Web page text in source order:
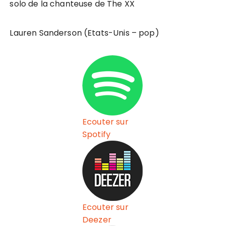
solo de la chanteuse de The XX
Lauren Sanderson (Etats-Unis – pop)
Ecouter sur
Spotify
Ecouter sur
Deezer